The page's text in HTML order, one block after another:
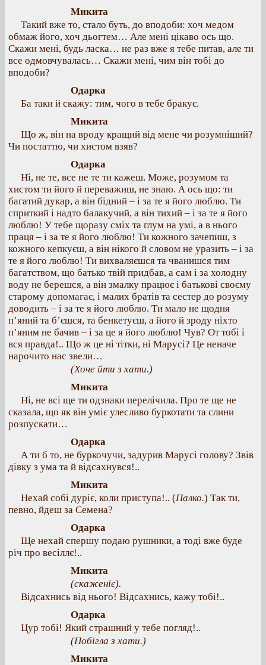
Микита
Такий вже то, стало буть, до вподоби: хоч медом
обмаж його, хоч дьогтем… Але мені цікаво ось що.
Скажи мені, будь ласка… не раз вже я тебе питав, але ти
все одмовчувалась… Скажи мені, чим він тобі до
вподоби?
Одарка
Ба таки й скажу: тим, чого в тебе бракує.
Микита
Що ж, він на вроду кращий від мене чи розумніший?
Чи постаттю, чи хистом взяв?
Одарка
Ні, не те, все не те ти кажеш. Може, розумом та
хистом ти його й переважиш, не знаю. А ось що: ти
багатий дукар, а він бідний – і за те я його люблю. Ти
сприткий і надто балакучий, а він тихий – і за те я його
люблю! У тебе щоразу сміх та глум на умі, а в нього
праця – і за те я його люблю! Ти кожного зачепиш, з
кожного кепкуєш, а він нікого й словом не уразить – і за
те я його люблю! Ти вихваляєшся та чванишся тим
багатством, що батько твій придбав, а сам і за холодну
воду не берешся, а він змалку працює і батькові своєму
старому допомагає, і малих братів та сестер до розуму
доводить – і за те я його люблю. Ти мало не щодня
п’яний та б’єшся, та бенкетуєш, а його й зроду ніхто
п’яним не бачив – і за це я його люблю! Чув? От тобі і
вся правда!.. Що ж це ні тітки, ні Марусі? Це неначе
нарочито нас звели…
(Хоче йти з хати.)
Микита
Ні, не всі ще ти одзнаки перелічила. Про те ще не
сказала, що як він уміє улесливо буркотати та слини
розпускати…
Одарка
А ти б то, не буркочучи, задурив Марусі голову? Звів
дівку з ума та й відсахнувся!..
Микита
Нехай собі дуріє, коли приступа!.. (Палко.) Так ти,
певно, йдеш за Семена?
Одарка
Ще нехай спершу подаю рушники, а тоді вже буде
річ про весіллє!..
Микита
(скаженіє).
Відсахнись від нього! Відсахнись, кажу тобі!..
Одарка
Цур тобі! Який страшний у тебе погляд!..
(Побігла з хати.)
Микита